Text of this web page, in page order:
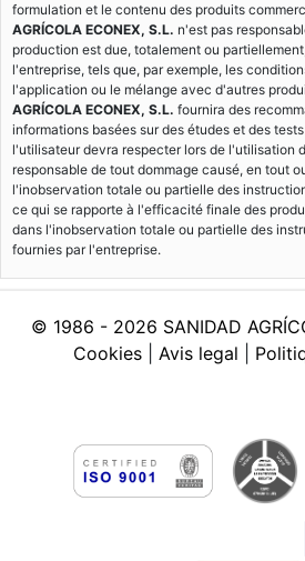
formulation et le contenu des produits
AGRÍCOLA ECONEX, S.L. n'est pas
production est due, totalement ou
l'entreprise, tels que, par exemple, les
l'application ou le mélange avec d'autres
AGRÍCOLA ECONEX, S.L. fournira des
informations basées sur des études et des
l'utilisateur devra respecter lors de l'utilisation
responsable de tout dommage causé, en tout
l'inobservation totale ou partielle des
ce qui se rapporte à l'efficacité finale des
dans l'inobservation totale ou partielle des
fournies par l'entreprise.
© 1986 - 2026 SANIDAD
Cookies
Avis legal